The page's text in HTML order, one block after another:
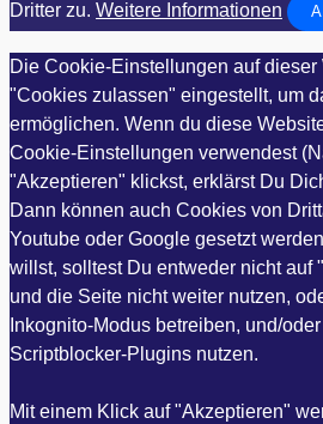
Dritter zu. Weitere Informationen
Die Cookie-Einstellungen auf dieser
"Cookies zulassen" eingestellt, um
ermöglichen. Wenn du diese
Cookie-Einstellungen verwendest
"Akzeptieren" klickst, erklärst Du
Dann können auch Cookies von
Youtube oder Google gesetzt
willst, solltest Du entweder nicht auf
und die Seite nicht weiter nutzen,
Inkognito-Modus betreiben, und/
Scriptblocker-Plugins nutzen.
Mit einem Klick auf "Akzeptieren"